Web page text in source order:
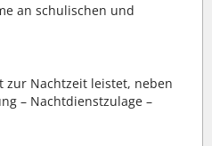
an schulischen und
zur Nachtzeit leistet, neben
– Nachtdienstzulage –